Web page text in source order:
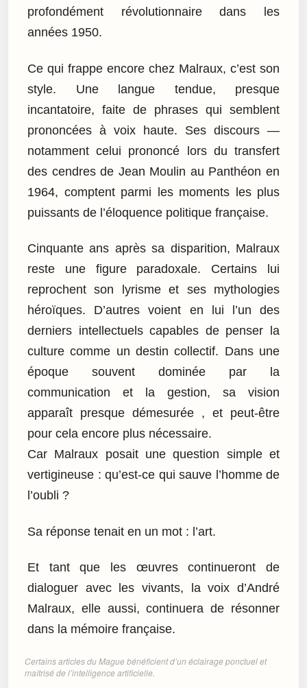
profondément révolutionnaire dans les
années 1950.
Ce qui frappe encore chez Malraux, c’est son
style. Une langue tendue, presque
incantatoire, faite de phrases qui semblent
prononcées à voix haute. Ses discours —
notamment celui prononcé lors du transfert
des cendres de Jean Moulin au Panthéon en
1964, comptent parmi les moments les plus
puissants de l’éloquence politique française.
Cinquante ans après sa disparition, Malraux
reste une figure paradoxale. Certains lui
reprochent son lyrisme et ses mythologies
héroïques. D’autres voient en lui l’un des
derniers intellectuels capables de penser la
culture comme un destin collectif. Dans une
époque souvent dominée par la
communication et la gestion, sa vision
apparaît presque démesurée , et peut-être
pour cela encore plus nécessaire.
Car Malraux posait une question simple et
vertigineuse : qu’est-ce qui sauve l’homme de
l’oubli ?
Sa réponse tenait en un mot : l’art.
Et tant que les œuvres continueront de
dialoguer avec les vivants, la voix d’André
Malraux, elle aussi, continuera de résonner
dans la mémoire française.
Certains articles du Mague bénéficient d’un éclairage ponctuel et
maîtrisé de l’intelligence artificielle.